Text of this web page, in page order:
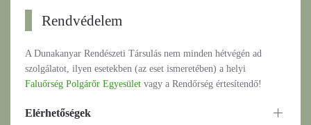
Rendvédelem
A Dunakanyar Rendészeti Társulás nem minden hétvégén ad
szolgálatot, ilyen esetekben (az eset ismeretében) a helyi
Faluőrség Polgárőr Egyesület vagy a Rendőrség értesítendő!
Elérhetőségek